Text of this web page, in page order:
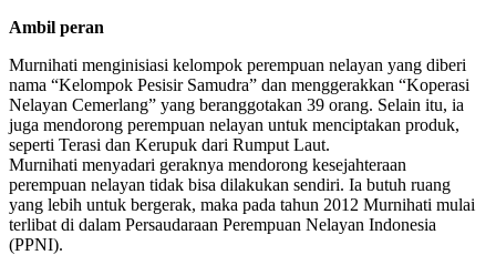
Ambil peran
Murnihati menginisiasi kelompok perempuan nelayan yang diberi
nama “Kelompok Pesisir Samudra” dan menggerakkan “Koperasi
Nelayan Cemerlang” yang beranggotakan 39 orang. Selain itu, ia
juga mendorong perempuan nelayan untuk menciptakan produk,
seperti Terasi dan Kerupuk dari Rumput Laut.
Murnihati menyadari geraknya mendorong kesejahteraan
perempuan nelayan tidak bisa dilakukan sendiri. Ia butuh ruang
yang lebih untuk bergerak, maka pada tahun 2012 Murnihati mulai
terlibat di dalam Persaudaraan Perempuan Nelayan Indonesia
(PPNI).